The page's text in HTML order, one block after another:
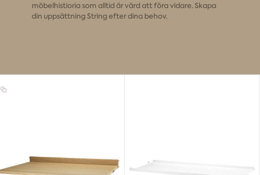
möbelhistioria som alltid är värd att föra vidare. Skapa
din uppsättning String efter dina behov.